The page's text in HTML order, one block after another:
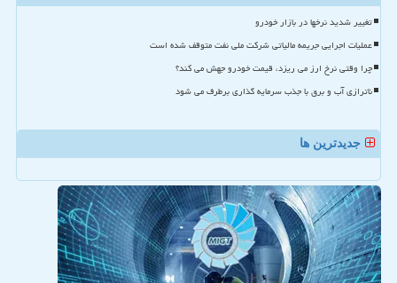
تغییر شدید نرخها در بازار خودرو
عملیات اجرایی جریمه مالیاتی شرکت ملی نفت متوقف شده است
چرا وقتی نرخ ارز می ریزد، قیمت خودرو جهش می کند؟
ناترازی آب و برق با جذب سرمایه گذاری برطرف می شود
جدیدترین ها